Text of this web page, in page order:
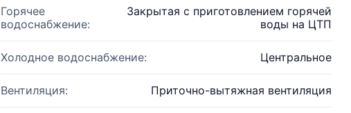
Горячее
водоснабжение:
Закрытая с приготовлением горячей
воды на ЦТП
Холодное водоснабжение: Центральное
Вентиляция: Приточно-вытяжная вентиляция